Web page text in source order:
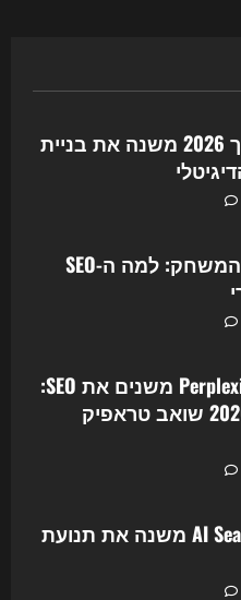
סוכני ה-AI כבר עובדים: כך 2026 משנה את בניית
AI Search משנה את כללי המשחק: למה ה-SEO
AI Overviews, ChatGPT ו-Perplexity משנים את SEO:
כך החיפוש הגנרטיבי ב-2026 שואב טראפיק
ה-SEO הישן נשבר: כך AI Search משנה את תנועת